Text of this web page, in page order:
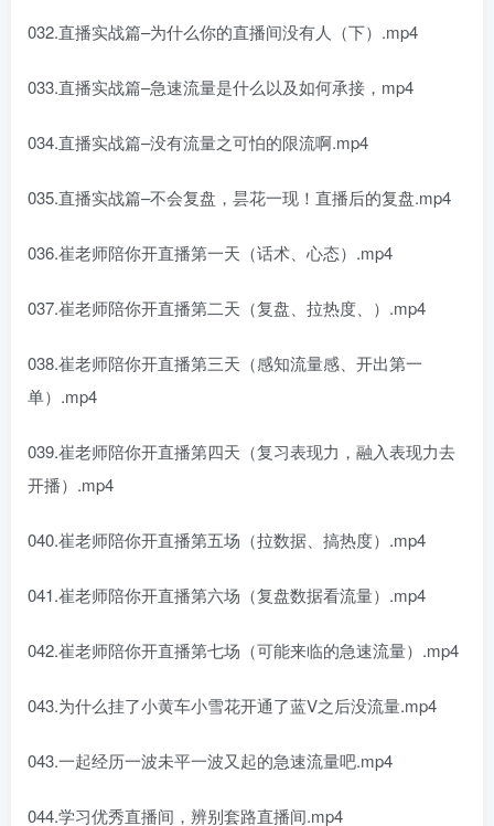
032.直播实战篇–为什么你的直播间没有人（下）.mp4
033.直播实战篇–急速流量是什么以及如何承接，mp4
034.直播实战篇–没有流量之可怕的限流啊.mp4
035.直播实战篇–不会复盘，昙花一现！直播后的复盘.mp4
036.崔老师陪你开直播第一天（话术、心态）.mp4
037.崔老师陪你开直播第二天（复盘、拉热度、）.mp4
038.崔老师陪你开直播第三天（感知流量感、开出第一
单）.mp4
039.崔老师陪你开直播第四天（复习表现力，融入表现力去
开播）.mp4
040.崔老师陪你开直播第五场（拉数据、搞热度）.mp4
041.崔老师陪你开直播第六场（复盘数据看流量）.mp4
042.崔老师陪你开直播第七场（可能来临的急速流量）.mp4
043.为什么挂了小黄车小雪花开通了蓝V之后没流量.mp4
043.一起经历一波未平一波又起的急速流量吧.mp4
044.学习优秀直播间，辨别套路直播间.mp4